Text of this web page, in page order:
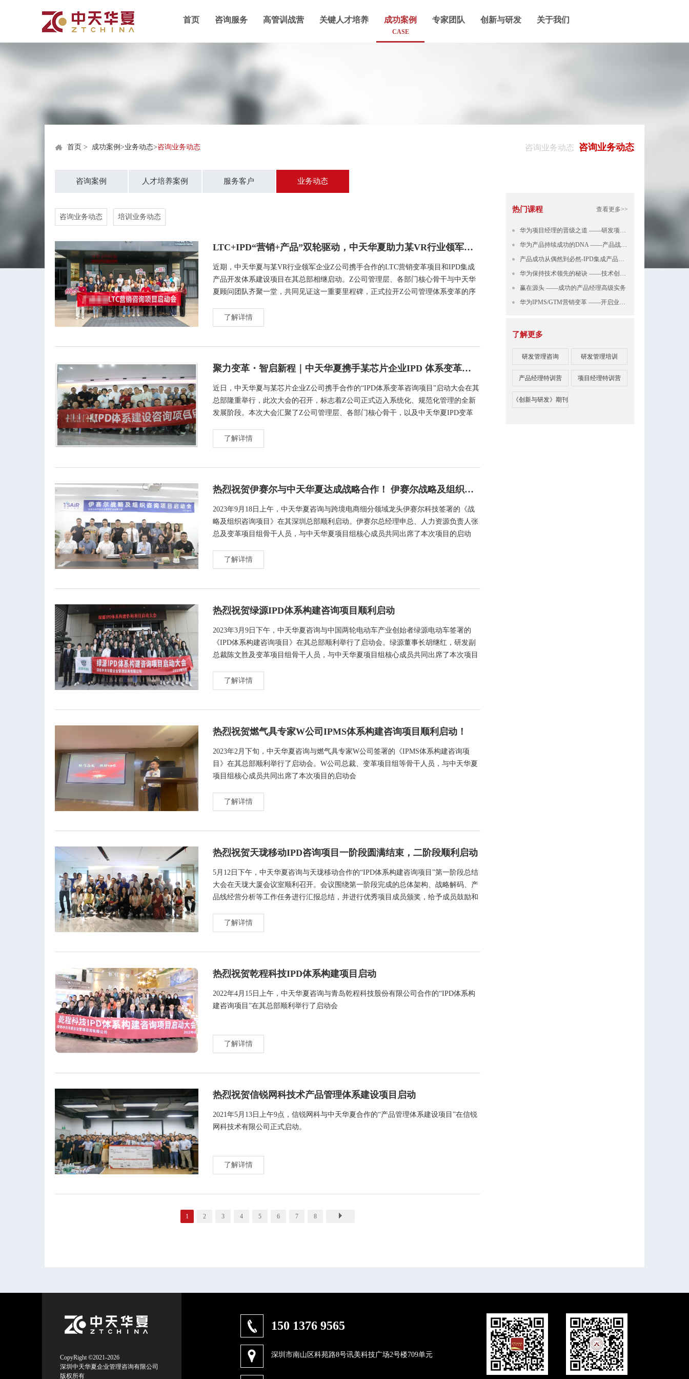
首页 咨询服务 高管训战营 关键人才培养 成功案例
CASE
专家团队 创新与研发 关于我们
首页 > 成功案例 >业务动态>咨询业务动态 咨询业务动态 咨询业务动态
咨询案例 人才培养案例 服务客户 业务动态
咨询业务动态 培训业务动态
LTC+IPD“营销+产品”双轮驱动，中天华夏助力某VR行业领军企业再攀新高
近期，中天华夏与某VR行业领军企业Z公司携手合作的LTC营销变革项目和IPD集成
产品开发体系建设项目在其总部相继启动。Z公司管理层、各部门核心骨干与中天华
夏顾问团队齐聚一堂，共同见证这一重要里程碑，正式拉开Z公司管理体系变革的序
了解详情
聚力变革・智启新程｜中天华夏携手某芯片企业IPD 体系变革项目隆重启动
近日，中天华夏与某芯片企业Z公司携手合作的“IPD体系变革咨询项目”启动大会在其
总部隆重举行，此次大会的召开，标志着Z公司正式迈入系统化、规范化管理的全新
发展阶段。本次大会汇聚了Z公司管理层、各部门核心骨干，以及中天华夏IPD变革
系建设的核心目标与实施路径，进一步凝聚全员共识，正式吹响公司级战略变革的号
角。
了解详情
热烈祝贺伊赛尔与中天华夏达成战略合作！ 伊赛尔战略及组织咨询项目顺利启动！
2023年9月18日上午，中天华夏咨询与跨境电商细分领域龙头伊赛尔科技签署的《战
略及组织咨询项目》在其深圳总部顺利启动。伊赛尔总经理申总、人力资源负责人张
总及变革项目组骨干人员，与中天华夏项目组核心成员共同出席了本次项目的启动
了解详情
热烈祝贺绿源IPD体系构建咨询项目顺利启动
2023年3月9日下午，中天华夏咨询与中国两轮电动车产业创始者绿源电动车签署的
《IPD体系构建咨询项目》在其总部顺利举行了启动会。绿源董事长胡继红，研发副
总裁陈文胜及变革项目组骨干人员，与中天华夏项目组核心成员共同出席了本次项目
了解详情
热烈祝贺燃气具专家W公司IPMS体系构建咨询项目顺利启动！
2023年2月下旬，中天华夏咨询与燃气具专家W公司签署的《IPMS体系构建咨询项
目》在其总部顺利举行了启动会。W公司总裁、变革项目组等骨干人员，与中天华夏
项目组核心成员共同出席了本次项目的启动会
了解详情
热烈祝贺天珑移动IPD咨询项目一阶段圆满结束，二阶段顺利启动
5月12日下午，中天华夏咨询与天珑移动合作的“IPD体系构建咨询项目”第一阶段总结
大会在天珑大厦会议室顺利召开。会议围绕第一阶段完成的总体架构、战略解码、产
品线经营分析等工作任务进行汇报总结，并进行优秀项目成员颁奖，给予成员鼓励和
了解详情
热烈祝贺乾程科技IPD体系构建项目启动
2022年4月15日上午，中天华夏咨询与青岛乾程科技股份有限公司合作的“IPD体系构
建咨询项目”在其总部顺利举行了启动会
了解详情
热烈祝贺信锐网科技术产品管理体系建设项目启动
2021年5月13日上午9点，信锐网科与中天华夏合作的“产品管理体系建设项目”在信锐
网科技术有限公司正式启动。
了解详情
1 2 3 4 5 6 7 8
热门课程 查看更多>>
华为项目经理的晋级之道 ——研发项目管理高级实战培训
华为产品持续成功的DNA ——产品战略规划全景沙盘实战
产品成功从偶然到必然-IPD集成产品开发体系精讲
华为保持技术领先的秘诀 ——技术创新管理（预研、平台与CBB）
赢在源头 ——成功的产品经理高级实务
华为IPMS/GTM营销变革 ——开启业务腾飞的钥匙
了解更多
研发管理咨询 研发管理培训
产品经理特训营 项目经理特训营
《创新与研发》期刊
CopyRight ©2021-2026
深圳中天华夏企业管理咨询有限公司
版权所有
150 1376 9565
深圳市南山区科苑路8号讯美科技广场2号楼709单元